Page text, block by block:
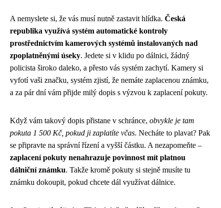
A nemyslete si, že vás musí nutně zastavit hlídka. Česká
republika využívá systém automatické kontroly
prostřednictvím kamerových systémů instalovaných nad
zpoplatněnými úseky. Jedete si v klidu po dálnici, žádný
policista široko daleko, a přesto vás systém zachytí. Kamery si
vyfotí vaši značku, systém zjistí, že nemáte zaplacenou známku,
a za pár dní vám přijde milý dopis s výzvou k zaplacení pokuty.
Když vám takový dopis přistane v schránce, obvykle je tam
pokuta 1 500 Kč, pokud ji zaplatíte včas. Necháte to plavat? Pak
se připravte na správní řízení a vyšší částku. A nezapomeňte –
zaplacení pokuty nenahrazuje povinnost mít platnou
dálniční známku. Takže kromě pokuty si stejně musíte tu
známku dokoupit, pokud chcete dál využívat dálnice.